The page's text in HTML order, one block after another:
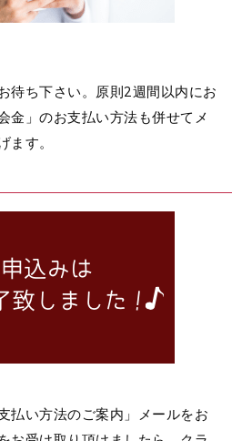
待ち下さい。原則2週間以内にお
金」のお支払い方法も併せてメ
ます。
払い方法のご案内」メールをお